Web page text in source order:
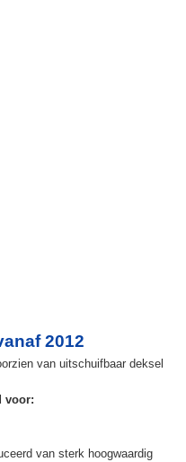
2012
van uitschuifbaar deksel
voor:
van sterk hoogwaardig